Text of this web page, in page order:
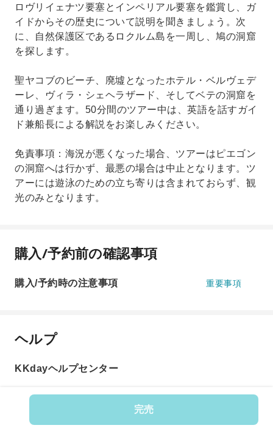
完売
ロヴリイェナツ要塞とインペリアル要塞を鑑賞し、ガ
イドからその歴史について説明を聞きましょう。次
に、自然保護区であるロクルム島を一周し、鳩の洞窟
を探します。
聖ヤコブのビーチ、廃墟となったホテル・ベルヴェデ
ーレ、ヴィラ・シェヘラザード、そしてベテの洞窟を
通り過ぎます。50分間のツアー中は、英語を話すガイ
ド兼船長による解説をお楽しみください。
免責事項：海況が悪くなった場合、ツアーはピエゴン
の洞窟へは行かず、最悪の場合は中止となります。ツ
アーには遊泳のための立ち寄りは含まれておらず、観
光のみとなります。
購入/予約前の確認事項
購入/予約時の注意事項 重要事項
ヘルプ
KKdayヘルプセンター